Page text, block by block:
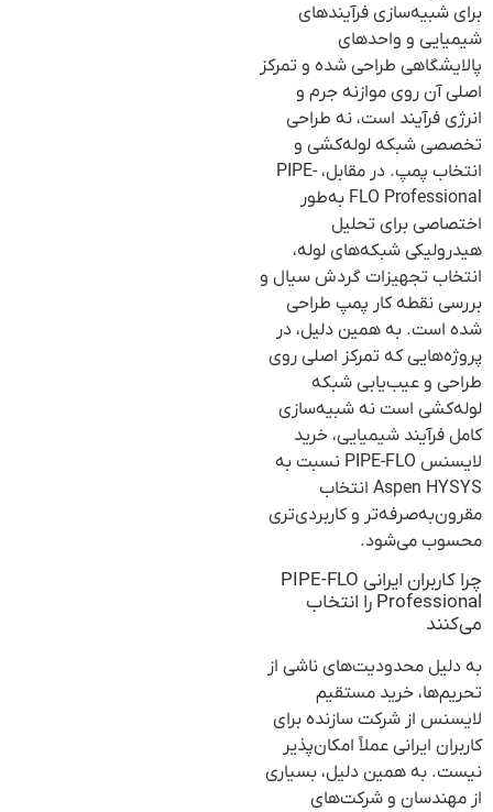
برای شبیه‌سازی فرآیندهای
شیمیایی و واحدهای
پالایشگاهی طراحی شده و تمرکز
اصلی آن روی موازنه جرم و
انرژی فرآیند است، نه طراحی
تخصصی شبکه لوله‌کشی و
انتخاب پمپ. در مقابل، PIPE-
FLO Professional به‌طور
اختصاصی برای تحلیل
هیدرولیکی شبکه‌های لوله،
انتخاب تجهیزات گردش سیال و
بررسی نقطه کار پمپ طراحی
شده است. به همین دلیل، در
پروژه‌هایی که تمرکز اصلی روی
طراحی و عیب‌یابی شبکه
لوله‌کشی است نه شبیه‌سازی
کامل فرآیند شیمیایی، خرید
لایسنس PIPE-FLO نسبت به
Aspen HYSYS انتخاب
مقرون‌به‌صرفه‌تر و کاربردی‌تری
محسوب می‌شود.
چرا کاربران ایرانی PIPE-FLO
Professional را انتخاب
می‌کنند
به دلیل محدودیت‌های ناشی از
تحریم‌ها، خرید مستقیم
لایسنس از شرکت سازنده برای
کاربران ایرانی عملاً امکان‌پذیر
نیست. به همین دلیل، بسیاری
از مهندسان و شرکت‌های